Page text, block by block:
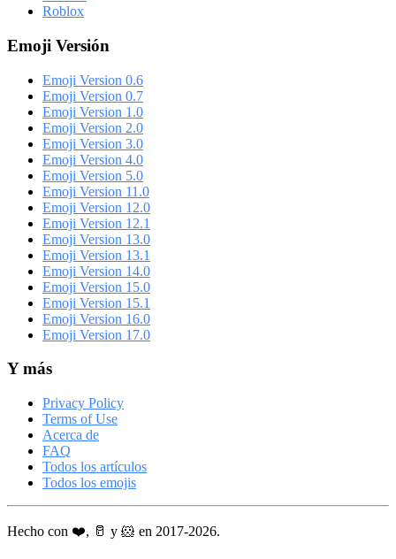
Roblox
Emoji Versión
Emoji Version 0.6
Emoji Version 0.7
Emoji Version 1.0
Emoji Version 2.0
Emoji Version 3.0
Emoji Version 4.0
Emoji Version 5.0
Emoji Version 11.0
Emoji Version 12.0
Emoji Version 12.1
Emoji Version 13.0
Emoji Version 13.1
Emoji Version 14.0
Emoji Version 15.0
Emoji Version 15.1
Emoji Version 16.0
Emoji Version 17.0
Y más
Privacy Policy
Terms of Use
Acerca de
FAQ
Todos los artículos
Todos los emojis
Hecho con ❤️, 🥛 y 🐹 en 2017-2026.